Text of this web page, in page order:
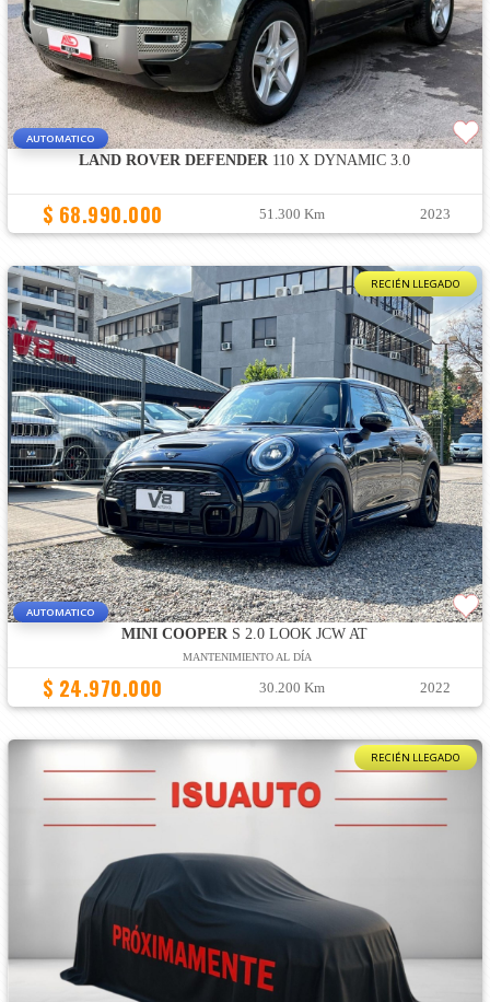
AUTOMATICO
LAND ROVER DEFENDER 110 X DYNAMIC 3.0
$ 68.990.000 51.300 Km 2023
RECIÉN LLEGADO
AUTOMATICO
MINI COOPER S 2.0 LOOK JCW AT
MANTENIMIENTO AL DÍA
$ 24.970.000 30.200 Km 2022
RECIÉN LLEGADO